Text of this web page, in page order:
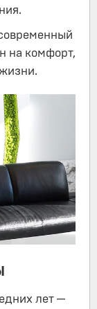
на комфорт,
лет —